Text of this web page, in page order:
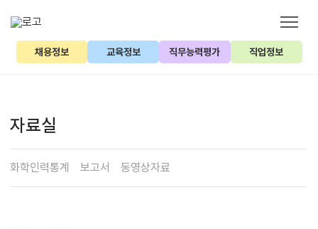
채용정보 교육정보 직무능력평가 직업정보
자료실
화학인력통계 보고서 동영상자료